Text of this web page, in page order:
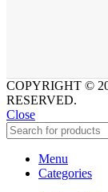
COPYRIGHT ©
RESERVED.
Close
Menu
Categories